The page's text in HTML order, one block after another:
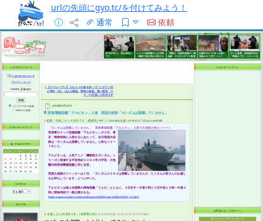
urlの先頭にgyo.tc/を付けてみよう！
通常
依頼